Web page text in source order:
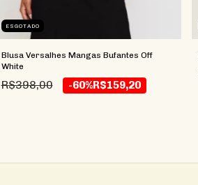
ESGOTADO
Blusa Versalhes Mangas Bufantes Off
White
R$398,00 -60%R$159,20